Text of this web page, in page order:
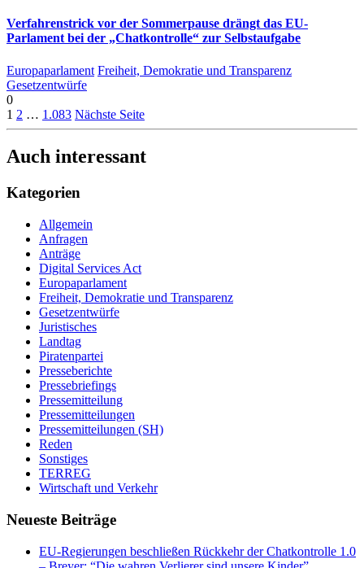
Verfahrenstrick vor der Sommerpause drängt das EU-
Parlament bei der „Chatkontrolle“ zur Selbstaufgabe
Europaparlament Freiheit, Demokratie und Transparenz
Gesetzentwürfe
0
1 2 … 1.083 Nächste Seite
Auch interessant
Kategorien
Allgemein
Anfragen
Anträge
Digital Services Act
Europaparlament
Freiheit, Demokratie und Transparenz
Gesetzentwürfe
Juristisches
Landtag
Piratenpartei
Presseberichte
Pressebriefings
Pressemitteilung
Pressemitteilungen
Pressemitteilungen (SH)
Reden
Sonstiges
TERREG
Wirtschaft und Verkehr
Neueste Beiträge
EU-Regierungen beschließen Rückkehr der Chatkontrolle 1.0